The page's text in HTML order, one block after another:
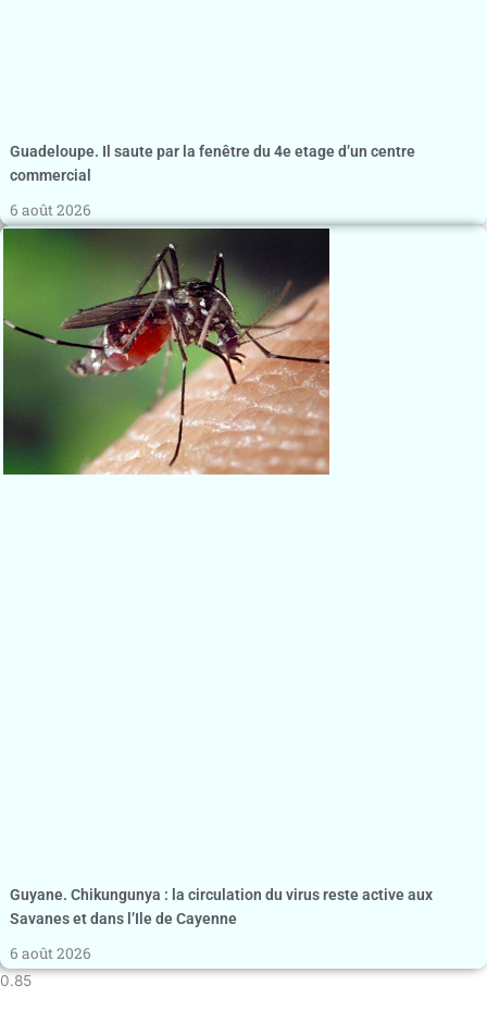
Guadeloupe. Il saute par la fenêtre du 4e etage d’un centre
commercial
6 août 2026
Guyane. Chikungunya : la circulation du virus reste active aux
Savanes et dans l’Ile de Cayenne
6 août 2026